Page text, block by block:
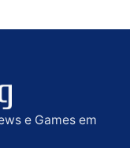
e Games em